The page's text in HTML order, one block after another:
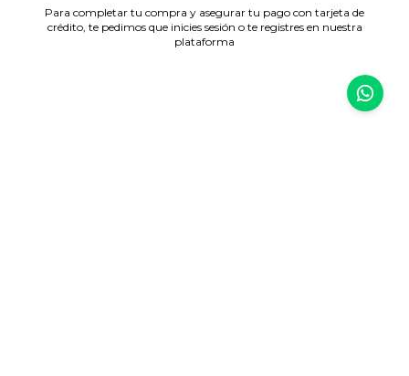
Para completar tu compra y asegurar tu pago con tarjeta de
crédito, te pedimos que inicies sesión o te registres en nuestra
plataforma